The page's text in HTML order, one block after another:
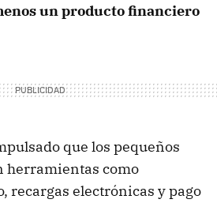
un producto financiero
que los pequeños
herramientas como
recargas electrónicas y pago